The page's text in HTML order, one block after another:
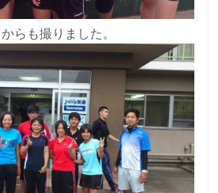
らも撮りました。